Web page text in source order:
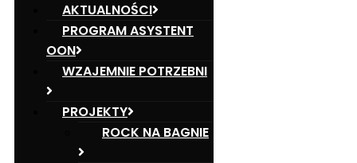
AKTUALNOŚCI
PROGRAM ASYSTENT
OON
WZAJEMNIE POTRZEBNI
PROJEKTY
ROCK NA BAGNIE